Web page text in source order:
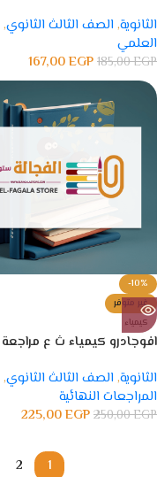
الثانوية, الصف الثالث الثانوي,
العلمي
185,00EGP
167,00EGP
-10%
غير متوفر
كيمياء
افوجادرو كيمياء ث ع مراجعة
الثانوية, الصف الثالث الثانوي,
المراجعات النهائية
250,00EGP
225,00EGP
1
2